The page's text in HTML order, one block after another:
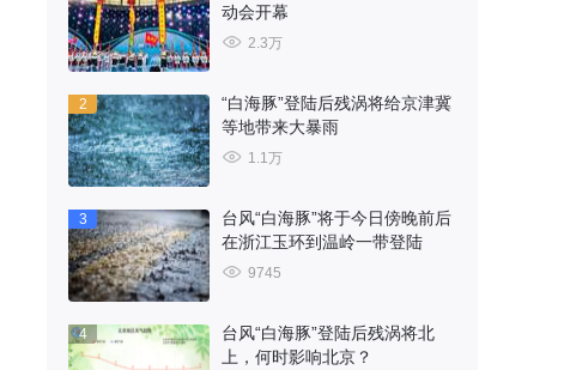
动会开幕
2.3万
2
“白海豚”登陆后残涡将给京津冀
等地带来大暴雨
1.1万
3
台风“白海豚”将于今日傍晚前后
在浙江玉环到温岭一带登陆
9745
4
台风“白海豚”登陆后残涡将北
上，何时影响北京？